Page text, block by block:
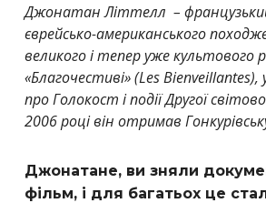
Джонатан Літтелл –
єврейсько-американського
великого і тепер уже культового
«Благочестиві» (Les
про Голокост і події Другої
2006 році він отримав
Джонатане, ви зняли
фільм, і для багатьох це